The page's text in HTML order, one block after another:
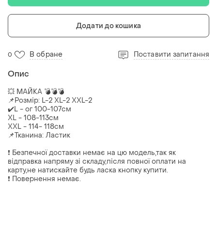
Додати до кошика
0 В обране Поставити запитання
Опис
💥 МАЙКА 💣💣💣
📌Розмір: L-2 XL-2 XXL-2
✔️L - ог 100-107см
XL - 108-113см
XXL - 114- 118см
📌Тканина: Ластик
❗ Безпечної доставки немає на цю модель,так як
відправка напряму зі складу,після повної оплати на
карту,не натискайте будь ласка кнопку купити.
❗ Повернення немає.